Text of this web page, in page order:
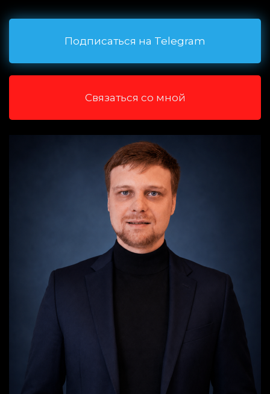
Подписаться на Telegram
Связаться со мной